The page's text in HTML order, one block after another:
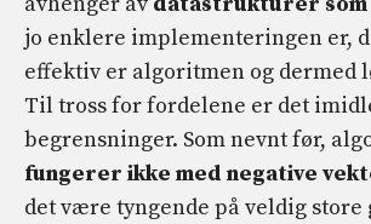
jo enklere implementeringen er,
effektiv er algoritmen og dermed
Til tross for fordelene er det
begrensninger. Som nevnt før,
fungerer ikke med negative
det være tyngende på veldig